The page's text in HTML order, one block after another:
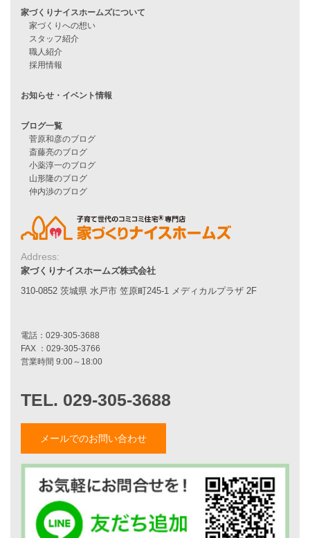
住宅ローン審査に落ちた方・
他社で無理だと言われた方へ
住宅ローンのよくある質問
月収25万円で家を建てる方法
Line Up
自由設計注文住宅
ハピネスシリーズ
Smart2030
Sシリーズ
シンプルな平屋
家づくりナイスホームズの家づくり
エコハウス
家づくりの流れ
7つのポイント
アフターメンテナンス
リフォームをお考えの方へ
施工事例一覧
家づくりストーリー
お客様の声
家づくりナイスホームズについて
家づくりへの想い
スタッフ紹介
職人紹介
採用情報
Address:
家づくりナイスホームズ株式会社
310-0852 茨城県 水戸市 笠原町245-1 メディカルプラザ 2F
メールでのお問い合わせ